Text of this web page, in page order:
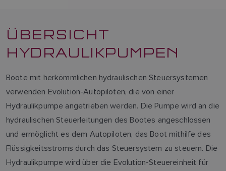
ÜBERSICHT
HYDRAULIKPUMPEN
Boote mit herkömmlichen hydraulischen Steuersystemen
verwenden Evolution-Autopiloten, die von einer
Hydraulikpumpe angetrieben werden. Die Pumpe wird an die
hydraulischen Steuerleitungen des Bootes angeschlossen
und ermöglicht es dem Autopiloten, das Boot mithilfe des
Flüssigkeitsstroms durch das Steuersystem zu steuern. Die
Hydraulikpumpe wird über die Evolution-Steuereinheit für